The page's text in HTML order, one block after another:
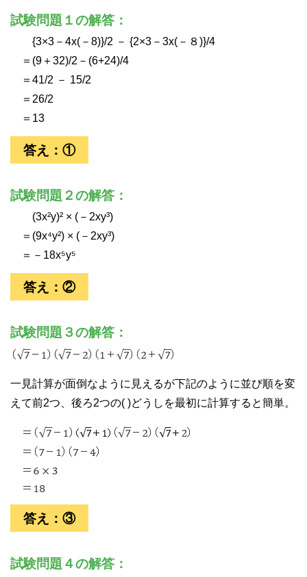
試験問題１の解答：
{3×3－4x(－8)}/2 － {2×3－3x(－８)}/4
＝(9＋32)/2－(6+24)/4
＝41/2 － 15/2
＝26/2
＝13
答え：①
試験問題２の解答：
(3x²y)² × (－2xy³)
＝(9x⁴y²) × (－2xy³)
＝－18x⁵y⁵
答え：②
試験問題３の解答：
一見計算が面倒なように見えるが下記のように並び順を変
えて前2つ、後ろ2つの( )どうしを最初に計算すると簡単。
答え：③
試験問題４の解答：